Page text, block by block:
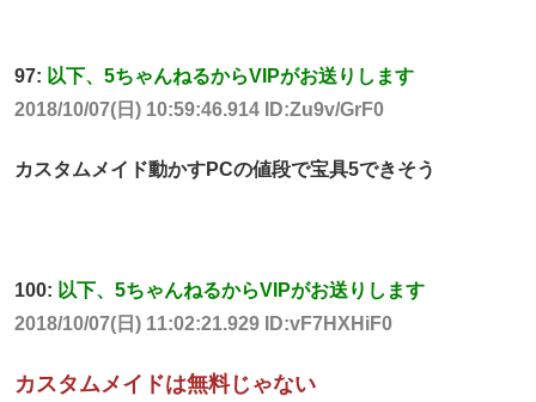
97: 以下、5ちゃんねるからVIPがお送りします
2018/10/07(日) 10:59:46.914 ID:Zu9v/GrF0
カスタムメイド動かすPCの値段で宝具5できそう
100: 以下、5ちゃんねるからVIPがお送りします
2018/10/07(日) 11:02:21.929 ID:vF7HXHiF0
カスタムメイドは無料じゃない